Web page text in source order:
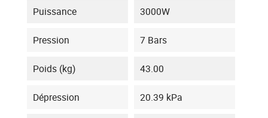
Puissance 3000W
Pression 7 Bars
Poids (kg) 43.00
Dépression 20.39 kPa